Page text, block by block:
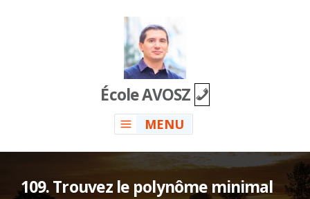
École AVOSZ
MENU
109. Trouvez le polynôme minimal